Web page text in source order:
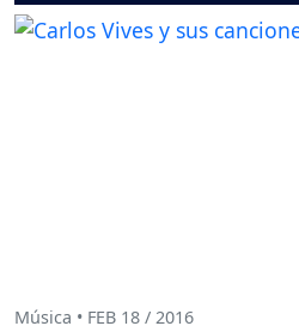
Música • FEB 18 / 2016